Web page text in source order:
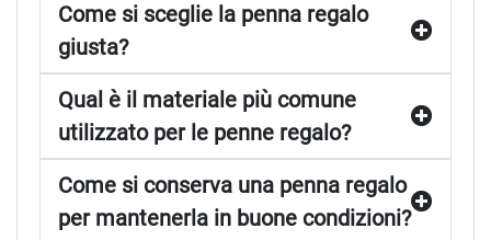
Come si sceglie la penna regalo
giusta?
Qual è il materiale più comune
utilizzato per le penne regalo?
Come si conserva una penna regalo
per mantenerla in buone condizioni?